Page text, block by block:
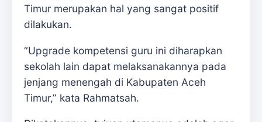
Timur merupakan hal yang sangat positif
dilakukan.
“Upgrade kompetensi guru ini diharapkan
sekolah lain dapat melaksanakannya pada
jenjang menengah di Kabupaten Aceh
Timur,” kata Rahmatsah.